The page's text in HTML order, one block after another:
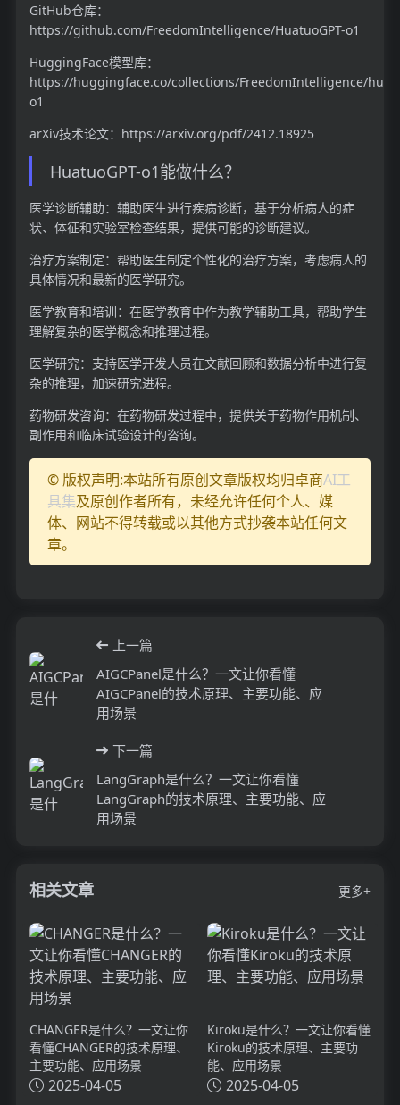
GitHub仓库：
https://github.com/FreedomIntelligence/HuatuoGPT-o1
HuggingFace模型库：
https://huggingface.co/collections/FreedomIntelligence/
o1
arXiv技术论文：https://arxiv.org/pdf/2412.18925
HuatuoGPT-o1能做什么？
医学诊断辅助：辅助医生进行疾病诊断，基于分析病人的症
状、体征和实验室检查结果，提供可能的诊断建议。
治疗方案制定：帮助医生制定个性化的治疗方案，考虑病人的
具体情况和最新的医学研究。
医学教育和培训：在医学教育中作为教学辅助工具，帮助学生
理解复杂的医学概念和推理过程。
医学研究：支持医学开发人员在文献回顾和数据分析中进行复
杂的推理，加速研究进程。
药物研发咨询：在药物研发过程中，提供关于药物作用机制、
副作用和临床试验设计的咨询。
© 版权声明:本站所有原创文章版权均归卓商AI工
具集及原创作者所有，未经允许任何个人、媒
体、网站不得转载或以其他方式抄袭本站任何文
章。
上一篇
AIGCPanel是什么？一文让你看懂
AIGCPanel的技术原理、主要功能、应
用场景
下一篇
LangGraph是什么？一文让你看懂
LangGraph的技术原理、主要功能、应
用场景
相关文章 更多+
CHANGER是什么？一文让你
看懂CHANGER的技术原理、
主要功能、应用场景
2025-04-05
Kiroku是什么？一文让你看懂
Kiroku的技术原理、主要功
能、应用场景
2025-04-05